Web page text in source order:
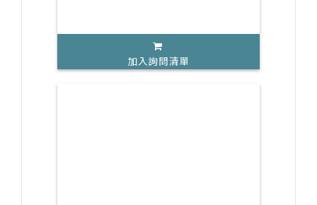
加入詢問清單